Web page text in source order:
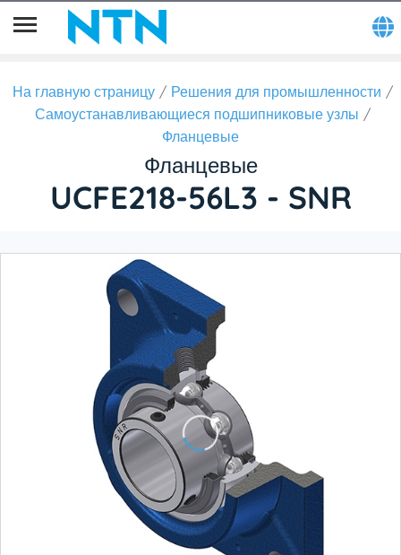
На главную страницу
Решения для промышленности
Самоустанавливающиеся подшипниковые узлы
Фланцевые
Фланцевые
UCFE218-56L3 - SNR